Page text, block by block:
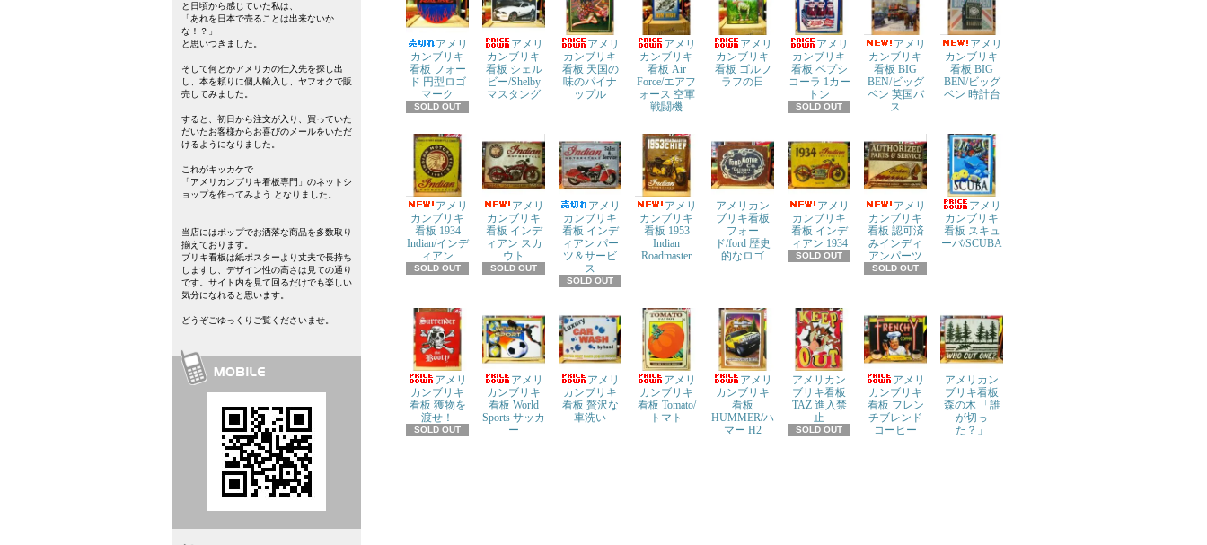
と日頃から感じていた私は、
「あれを日本で売ることは出来ないか
な！？」
と思いつきました。
そして何とかアメリカの仕入先を探し出
し、本を頼りに個人輸入し、ヤフオクで販
売してみました。
すると、初日から注文が入り、買っていた
だいたお客様からお喜びのメールをいただ
けるようになりました。
これがキッカケで
「アメリカンブリキ看板専門」のネットシ
ョップを作ってみよう となりました。
当店にはポップでお洒落な商品を多数取り
揃えております。
ブリキ看板は紙ポスターより丈夫で長持ち
しますし、デザイン性の高さは見ての通り
です。サイト内を見て回るだけでも楽しい
気分になれると思います。
どうぞごゆっくりご覧くださいませ。
アメリ
カンブリキ
看板 フォー
ド 円型ロゴ
マーク
SOLD OUT
アメリ
カンブリキ
看板 シェル
ビー/Shelby
マスタング
アメリ
カンブリキ
看板 天国の
味のパイナ
ップル
アメリ
カンブリキ
看板 Air
Force/エアフ
ォース 空軍
戦闘機
アメリ
カンブリキ
看板 ゴルフ
ラフの日
アメリ
カンブリキ
看板 ペプシ
コーラ 1カー
トン
SOLD OUT
アメリ
カンブリキ
看板 BIG
BEN/ビッグ
ベン 英国バ
ス
アメリ
カンブリキ
看板 BIG
BEN/ビッグ
ベン 時計台
アメリ
カンブリキ
看板 1934
Indian/インデ
ィアン
SOLD OUT
アメリ
カンブリキ
看板 インデ
ィアン スカ
ウト
SOLD OUT
アメリ
カンブリキ
看板 インデ
ィアン パー
ツ＆サービ
ス
SOLD OUT
アメリ
カンブリキ
看板 1953
Indian
Roadmaster
アメリカン
ブリキ看板
フォー
ド/ford 歴史
的なロゴ
アメリ
カンブリキ
看板 インデ
ィアン 1934
SOLD OUT
アメリ
カンブリキ
看板 認可済
みインディ
アンパーツ
SOLD OUT
アメリ
カンブリキ
看板 スキュ
ーバ/SCUBA
アメリ
カンブリキ
看板 獲物を
渡せ！
SOLD OUT
アメリ
カンブリキ
看板 World
Sports サッカ
ー
アメリ
カンブリキ
看板 贅沢な
車洗い
アメリ
カンブリキ
看板 Tomato/
トマト
アメリ
カンブリキ
看板
HUMMER/ハ
マー H2
アメリカン
ブリキ看板
TAZ 進入禁
止
SOLD OUT
アメリ
カンブリキ
看板 フレン
チブレンド
コーヒー
アメリカン
ブリキ看板
森の木 「誰
が切っ
た？」